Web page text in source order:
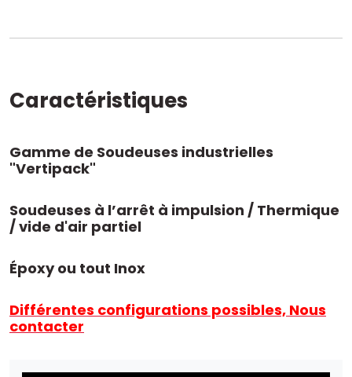
Caractéristiques
Gamme de Soudeuses industrielles
"Vertipack"
Soudeuses à l’arrêt à impulsion / Thermique
/ vide d'air partiel
Époxy ou tout Inox
Différentes configurations possibles, Nous
contacter